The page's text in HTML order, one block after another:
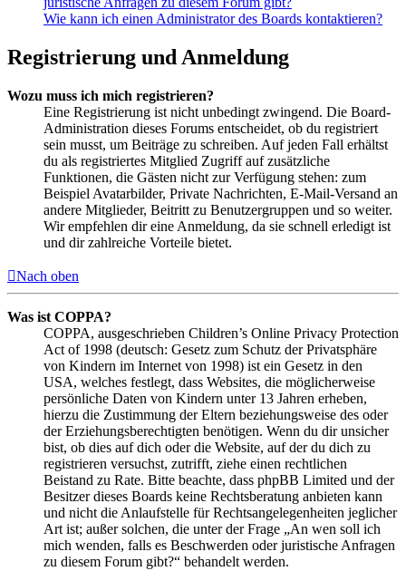
Wie kann ich einen Administrator des Boards kontaktieren?
Registrierung und Anmeldung
Wozu muss ich mich registrieren?
Eine Registrierung ist nicht unbedingt zwingend. Die Board-
Administration dieses Forums entscheidet, ob du registriert
sein musst, um Beiträge zu schreiben. Auf jeden Fall erhältst
du als registriertes Mitglied Zugriff auf zusätzliche
Funktionen, die Gästen nicht zur Verfügung stehen: zum
Beispiel Avatarbilder, Private Nachrichten, E-Mail-Versand an
andere Mitglieder, Beitritt zu Benutzergruppen und so weiter.
Wir empfehlen dir eine Anmeldung, da sie schnell erledigt ist
und dir zahlreiche Vorteile bietet.
Nach oben
Was ist COPPA?
COPPA, ausgeschrieben Children’s Online Privacy Protection
Act of 1998 (deutsch: Gesetz zum Schutz der Privatsphäre
von Kindern im Internet von 1998) ist ein Gesetz in den
USA, welches festlegt, dass Websites, die möglicherweise
persönliche Daten von Kindern unter 13 Jahren erheben,
hierzu die Zustimmung der Eltern beziehungsweise des oder
der Erziehungsberechtigten benötigen. Wenn du dir unsicher
bist, ob dies auf dich oder die Website, auf der du dich zu
registrieren versuchst, zutrifft, ziehe einen rechtlichen
Beistand zu Rate. Bitte beachte, dass phpBB Limited und der
Besitzer dieses Boards keine Rechtsberatung anbieten kann
und nicht die Anlaufstelle für Rechtsangelegenheiten jeglicher
Art ist; außer solchen, die unter der Frage „An wen soll ich
mich wenden, falls es Beschwerden oder juristische Anfragen
zu diesem Forum gibt?“ behandelt werden.